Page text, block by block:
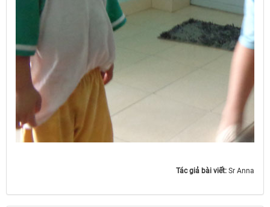
Tác giả bài viết: Sr Anna